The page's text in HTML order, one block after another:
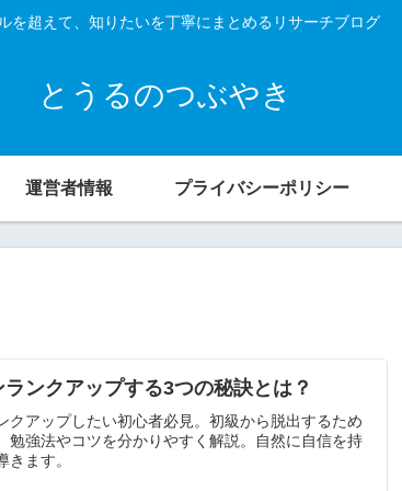
を超えて、知りたいを丁寧にまとめるリサーチブログ
とうるのつぶやき
運営者情報 プライバシーポリシー
ンクアップする3つの秘訣とは？
クアップしたい初心者必見。初級から脱出するため
勉強法やコツを分かりやすく解説。自然に自信を持
きます。